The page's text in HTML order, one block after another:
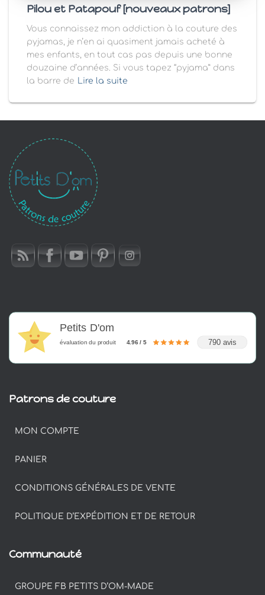
Pilou et Patapouf [nouveaux patrons]
Vous connaissez mon addiction à la couture des
pyjamas, je n’en ai quasiment jamais acheté à
mes enfants, en tout cas pas depuis une bonne
douzaine d’années. Si vous tapez “pyjama” dans
la barre de Lire la suite
Petits D'om
évaluation du produit 4.96 / 5 790 avis
Patrons de couture
MON COMPTE
PANIER
CONDITIONS GÉNÉRALES DE VENTE
POLITIQUE D’EXPÉDITION ET DE RETOUR
Communauté
GROUPE FB PETITS D’OM-MADE